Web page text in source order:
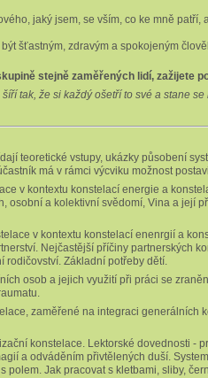
jaký jsem, se vším, co ke mně patří,
šťastným, zdravým a spokojeným
stejně zaměřených lidí, zažijete
tak, že si každý ošetří to své a stane
teoretické vstupy, ukázky působení
má v rámci výcviku možnost
v kontextu konstelací energie a
osobní a kolektivní svědomí, Vina a její
v kontextu konstelací enenrgií a
Nejčastější příčiny partnerských
rodičovství. Základní potřeby dětí.
osob a jejich využití při práci se
zaměřené na integraci generálních
konstelace. Lektorské dovednosti -
a odváděním přivtělených duší.
polem. Jak pracovat s kletbami, sliby,